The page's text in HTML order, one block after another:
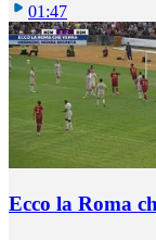
01:47
Ecco la Roma